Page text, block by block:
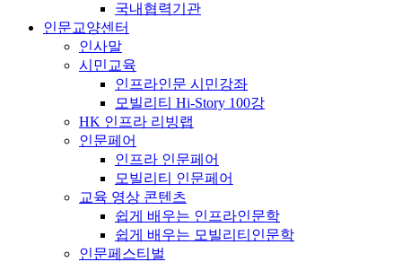
국내협력기관
인문교양센터
인사말
시민교육
인프라인문 시민강좌
모빌리티 Hi-Story 100강
HK 인프라 리빙랩
인문페어
인프라 인문페어
모빌리티 인문페어
교육 영상 콘텐츠
쉽게 배우는 인프라인문학
쉽게 배우는 모빌리티인문학
인문페스티벌